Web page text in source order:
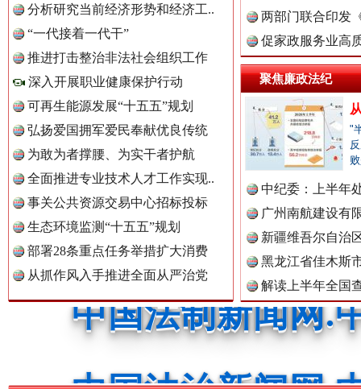
分析研究当前经济形势和经济工..
“一代接着一代干”
推进打击整治非法社会组织工作
深入开展职业健康保护行动
可再生能源发展“十五五”规划
弘扬爱国拥军爱民奉献优良传统
为敢为者撑腰、为实干者护航
全面推进专业技术人才工作实现..
事关公共资源交易中心招标投标
生态环境监测“十五五”规划
部署28条重点任务举措扩大消费
从抓作风入手推进全面从严治党
两部门联合印发
定》
促家政服务业高
聚焦廉政法纪
"
中纪委：上半年
广州南航建设有
新疆维吾尔自治
黑龙江省佳木斯
解读上半年全国
数据
中国公众新闻网.
中国公民新闻网.
中国公共新闻网.
中国法制新闻网.
中国法治新闻网.
三年瞒报超千万 隐匿收入偷税被查处..